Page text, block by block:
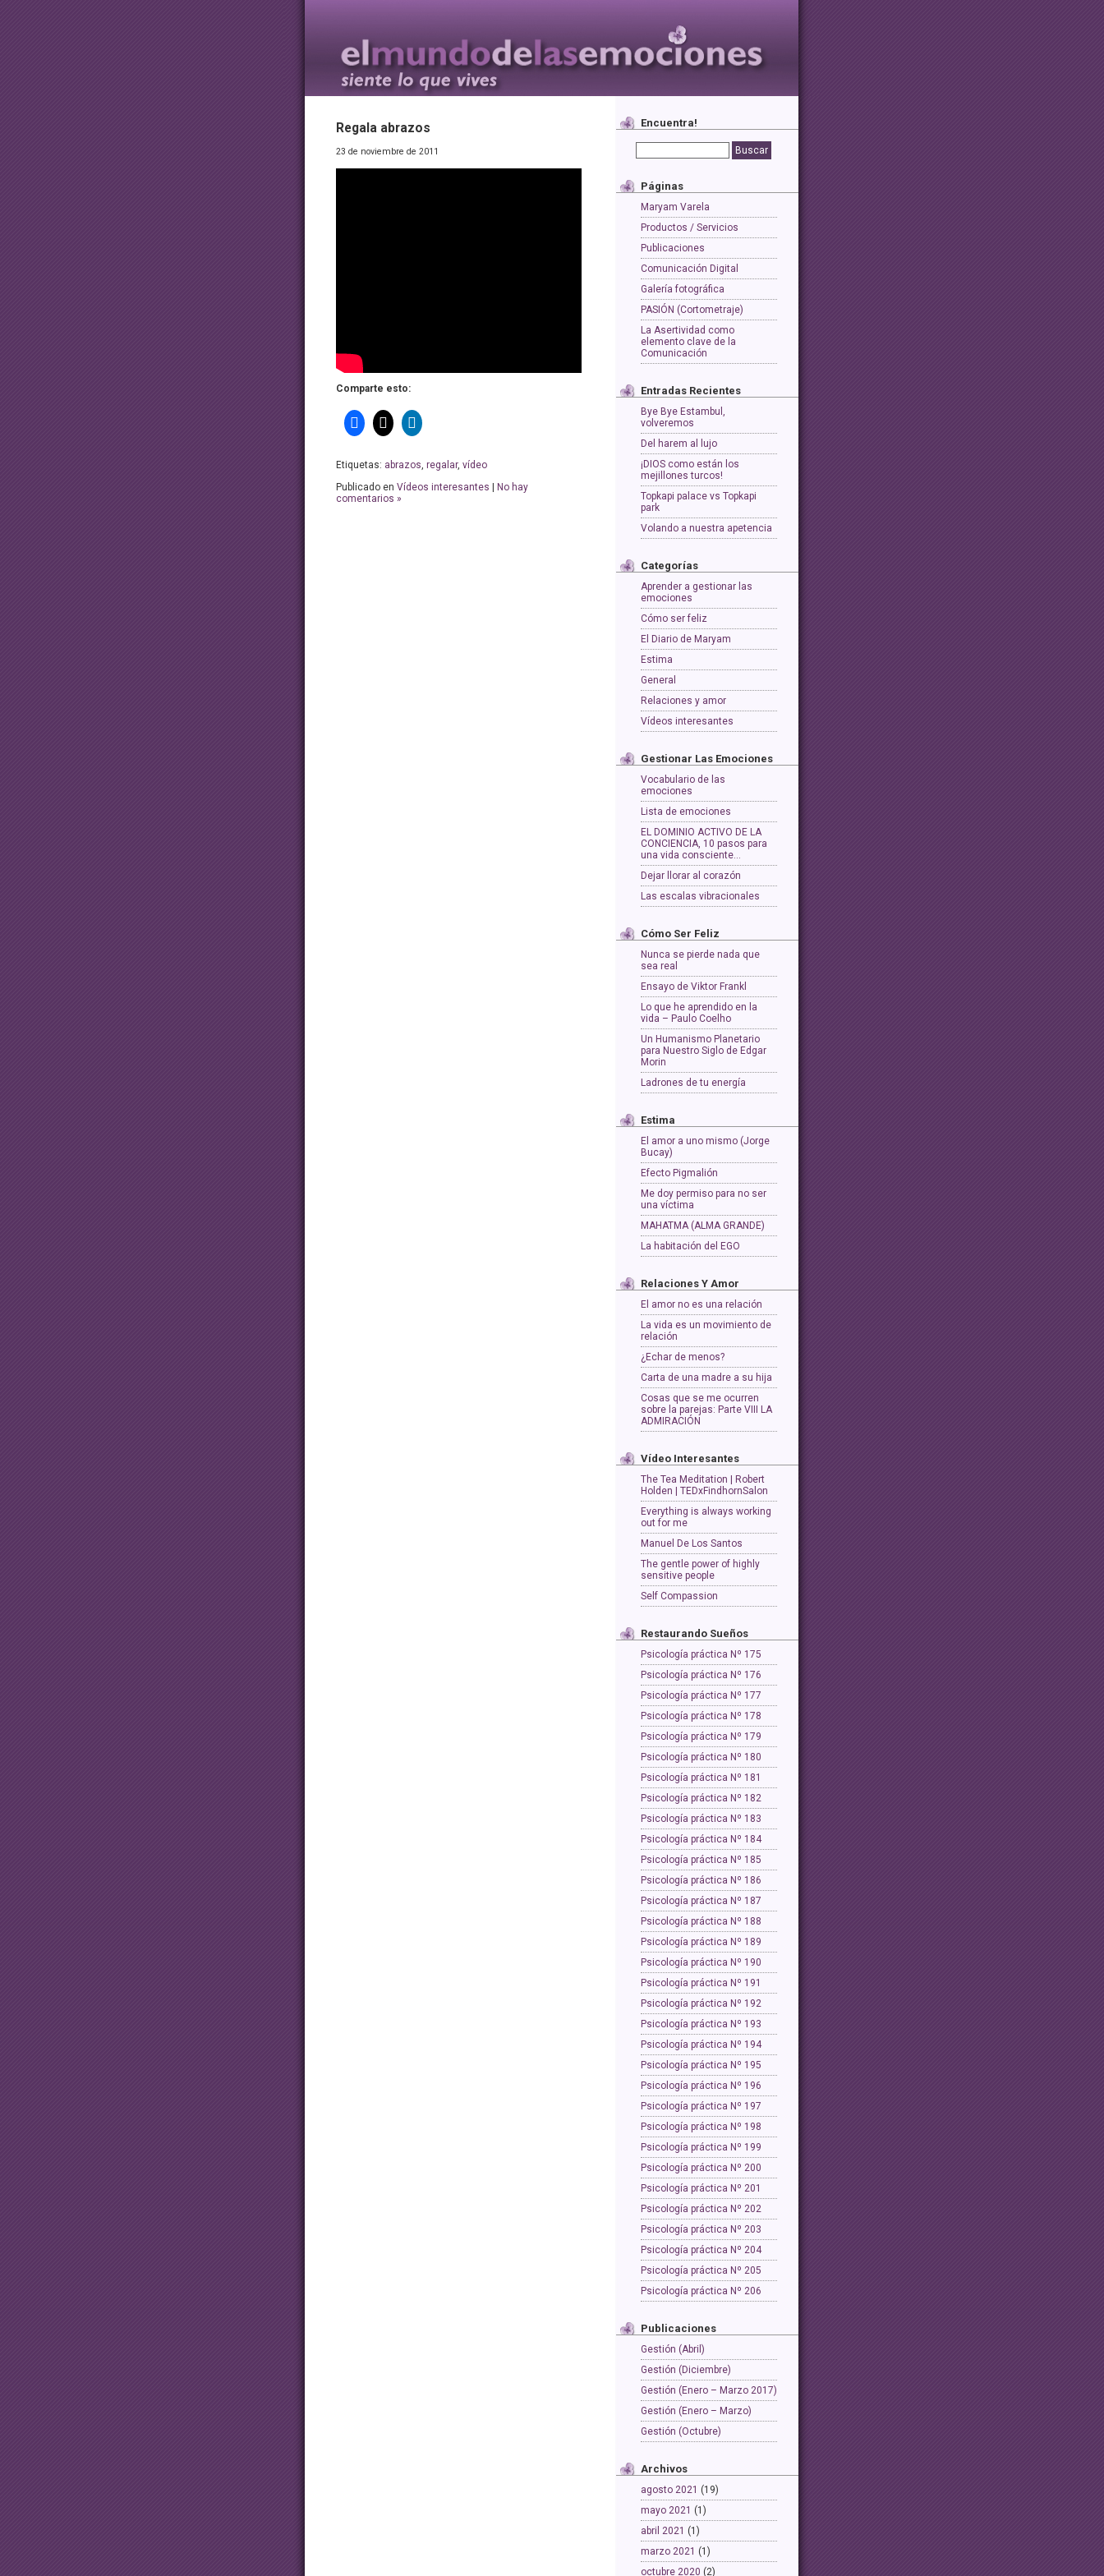
Regala abrazos
23 de noviembre de 2011
Comparte esto:
Etiquetas: abrazos, regalar, vídeo
Publicado en Vídeos interesantes
No hay
comentarios »
Encuentra!
Páginas
Maryam Varela
Productos / Servicios
Publicaciones
Comunicación Digital
Galería fotográfica
PASIÓN (Cortometraje)
La Asertividad como
elemento clave de la
Comunicación
Entradas Recientes
Bye Bye Estambul,
volveremos
Del harem al lujo
¡DIOS como están los
mejillones turcos!
Topkapi palace vs Topkapi
park
Volando a nuestra apetencia
Categorías
Aprender a gestionar las
emociones
Cómo ser feliz
El Diario de Maryam
Estima
General
Relaciones y amor
Vídeos interesantes
Gestionar Las Emociones
Vocabulario de las
emociones
Lista de emociones
EL DOMINIO ACTIVO DE LA
CONCIENCIA, 10 pasos para
una vida consciente…
Dejar llorar al corazón
Las escalas vibracionales
Cómo Ser Feliz
Nunca se pierde nada que
sea real
Ensayo de Viktor Frankl
Lo que he aprendido en la
vida – Paulo Coelho
Un Humanismo Planetario
para Nuestro Siglo de Edgar
Morin
Ladrones de tu energía
Estima
El amor a uno mismo (Jorge
Bucay)
Efecto Pigmalión
Me doy permiso para no ser
una víctima
MAHATMA (ALMA GRANDE)
La habitación del EGO
Relaciones Y Amor
El amor no es una relación
La vida es un movimiento de
relación
¿Echar de menos?
Carta de una madre a su hija
Cosas que se me ocurren
sobre la parejas: Parte VIII LA
ADMIRACIÓN
Vídeo Interesantes
The Tea Meditation | Robert
Holden | TEDxFindhornSalon
Everything is always working
out for me
Manuel De Los Santos
The gentle power of highly
sensitive people
Self Compassion
Restaurando Sueños
Psicología práctica Nº 175
Psicología práctica Nº 176
Psicología práctica Nº 177
Psicología práctica Nº 178
Psicología práctica Nº 179
Psicología práctica Nº 180
Psicología práctica Nº 181
Psicología práctica Nº 182
Psicología práctica Nº 183
Psicología práctica Nº 184
Psicología práctica Nº 185
Psicología práctica Nº 186
Psicología práctica Nº 187
Psicología práctica Nº 188
Psicología práctica Nº 189
Psicología práctica Nº 190
Psicología práctica Nº 191
Psicología práctica Nº 192
Psicología práctica Nº 193
Psicología práctica Nº 194
Psicología práctica Nº 195
Psicología práctica Nº 196
Psicología práctica Nº 197
Psicología práctica Nº 198
Psicología práctica Nº 199
Psicología práctica Nº 200
Psicología práctica Nº 201
Psicología práctica Nº 202
Psicología práctica Nº 203
Psicología práctica Nº 204
Psicología práctica Nº 205
Psicología práctica Nº 206
Publicaciones
Gestión (Abril)
Gestión (Diciembre)
Gestión (Enero – Marzo 2017)
Gestión (Enero – Marzo)
Gestión (Octubre)
Archivos
agosto 2021 (19)
mayo 2021 (1)
abril 2021 (1)
marzo 2021 (1)
octubre 2020 (2)